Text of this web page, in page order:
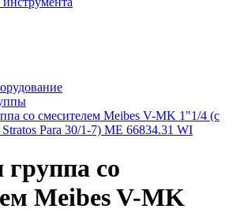
со смесителем Meibes V-MK 1"1/4 (с
Para 30/1-7) ME 66834.31 WI
группа со
Meibes V-MK